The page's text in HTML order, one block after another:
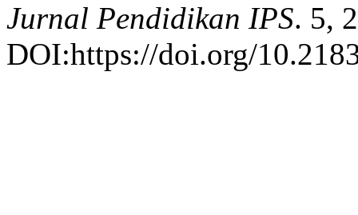
Jurnal Pendidikan IPS. 5,
DOI:https://doi.org/